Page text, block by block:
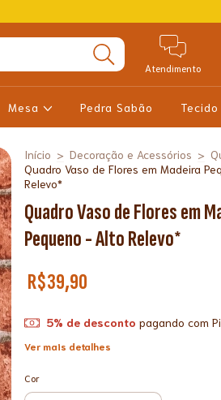
Atendimento
Mesa Pedra Sabão Tecido
Início > Decoração e Acessórios >
Quadro Vaso de Flores em Madeira
Relevo*
Quadro Vaso de Flores em
Pequeno - Alto Relevo*
R$39,90
5% de desconto pagando com
Ver mais detalhes
Cor